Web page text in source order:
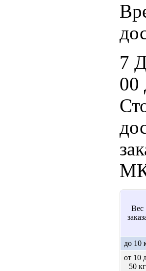
7
00
Вес
до 10
от 10
50 кг